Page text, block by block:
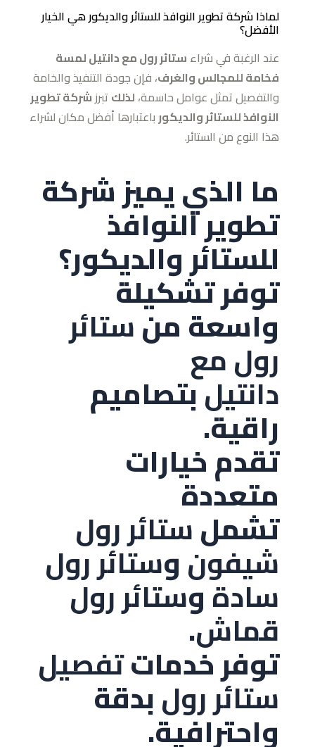
لماذا شركة تطوير النوافذ للستائر والديكور هي الخيار
الأفضل؟
عند الرغبة في شراء ستائر رول مع دانتيل لمسة
فخامة للمجالس والغرف، فإن جودة التنفيذ والخامة
والتفصيل تمثل عوامل حاسمة، لذلك تبرز شركة تطوير
النوافذ للستائر والديكور باعتبارها أفضل مكان لشراء
هذا النوع من الستائر.
ما الذي يميز شركة
تطوير النوافذ
للستائر والديكور؟
توفر تشكيلة
واسعة منستائر
رول مع
دانتيلبتصاميم
راقية.
تقدم خيارات
متعددة
تشملستائر رول
شيفونوستائر رول
سادةوستائر رول
قماش.
توفر خدماتتفصيل
ستائر رولبدقة
واحترافية.